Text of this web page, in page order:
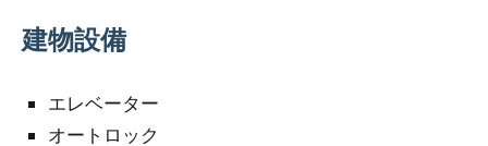
建物設備
エレベーター
オートロック